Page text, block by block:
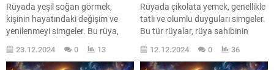
Rüyada yeşil soğan görmek,
kişinin hayatındaki değişim ve
yenilenmeyi simgeler. Bu rüya,
temizlenmiş yeşil soğanın
anlamını ve getirdiği mesajları
keşfedeceğimiz bir yolculuğa
23.12.2024 0 13
Rüyada çikolata yemek, genellikle
tatlı ve olumlu duyguları simgeler.
Bu tür rüyalar, rüya sahibinin
hayatında mutluluk, zevk ve
tatmin arayışında olduğunu
gösterir. Çikolata, sadece bir
12.12.2024 0 36